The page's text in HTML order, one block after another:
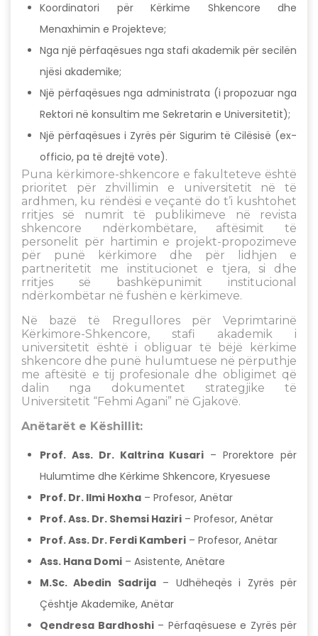
Koordinatori për Kërkime Shkencore dhe
Menaxhimin e Projekteve;
Nga një përfaqësues nga stafi akademik për secilën
njësi akademike;
Një përfaqësues nga administrata (i propozuar nga
Rektori në konsultim me Sekretarin e Universitetit);
Një përfaqësues i Zyrës për Sigurim të Cilësisë (ex-
officio, pa të drejtë vote).
Puna kërkimore-shkencore e fakulteteve është
prioritet për zhvillimin e universitetit në të
ardhmen, ku rëndësi e veçantë do t’i kushtohet
rritjes së numrit të publikimeve në revista
shkencore ndërkombëtare, aftësimit të
personelit për hartimin e projekt-propozimeve
për punë kërkimore dhe për lidhjen e
partneritetit me institucionet e tjera, si dhe
rritjes së bashkëpunimit institucional
ndërkombëtar në fushën e kërkimeve.
Në bazë të Rregullores për Veprimtarinë
Kërkimore-Shkencore, stafi akademik i
universitetit është i obliguar të bëjë kërkime
shkencore dhe punë hulumtuese në përputhje
me aftësitë e tij profesionale dhe obligimet që
dalin nga dokumentet strategjike të
Universitetit “Fehmi Agani” në Gjakovë.
Anëtarët e Këshillit:
Prof. Ass. Dr. Kaltrina Kusari – Prorektore për
Hulumtime dhe Kërkime Shkencore, Kryesuese
Prof. Dr. Ilmi Hoxha – Profesor, Anëtar
Prof. Ass. Dr. Shemsi Haziri – Profesor, Anëtar
Prof. Ass. Dr. Ferdi Kamberi – Profesor, Anëtar
Ass. Hana Domi – Asistente, Anëtare
M.Sc. Abedin Sadrija– Udhëheqës i Zyrës për
Çështje Akademike, Anëtar
Qendresa Bardhoshi– Përfaqësuese e Zyrës për